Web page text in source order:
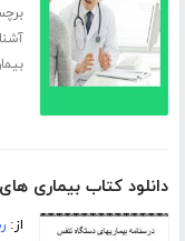
دانلود کتاب بیماری
از: